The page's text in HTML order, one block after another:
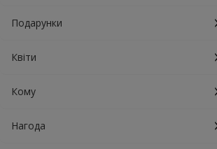
Подарунки
Квіти
Кому
Нагода